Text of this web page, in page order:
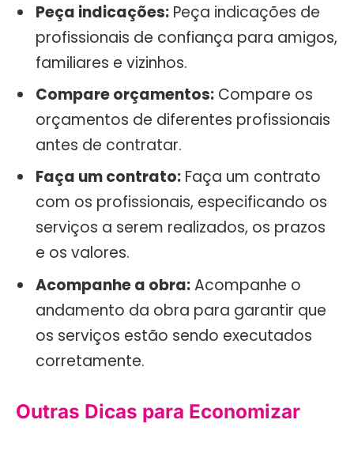
Peça indicações: Peça indicações de
profissionais de confiança para amigos,
familiares e vizinhos.
Compare orçamentos: Compare os
orçamentos de diferentes profissionais
antes de contratar.
Faça um contrato: Faça um contrato
com os profissionais, especificando os
serviços a serem realizados, os prazos
e os valores.
Acompanhe a obra:Acompanhe o
andamento da obra para garantir que
os serviços estão sendo executados
corretamente.
Outras Dicas para Economizar